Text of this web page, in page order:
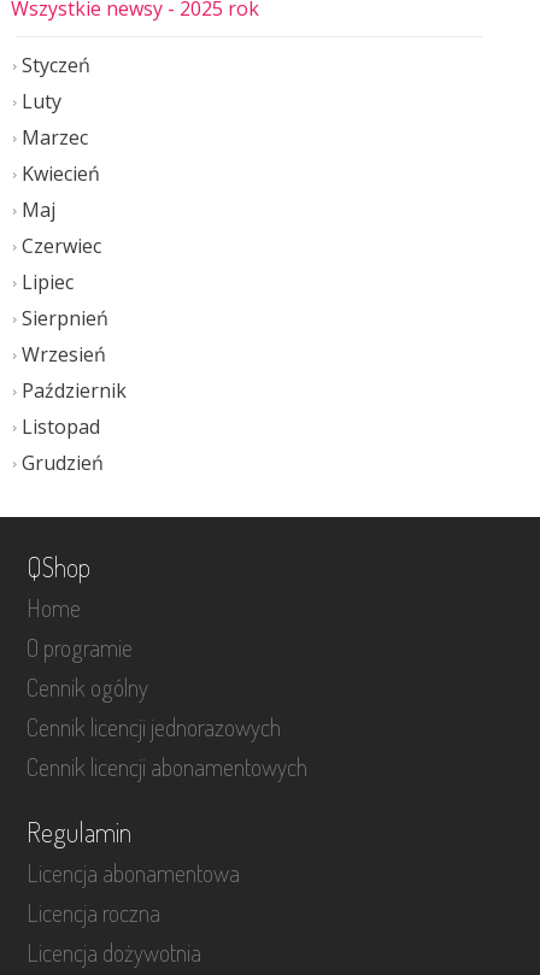
Wszystkie newsy - 2025 rok
Styczeń
Luty
Marzec
Kwiecień
Maj
Czerwiec
Lipiec
Sierpnień
Wrzesień
Październik
Listopad
Grudzień
QShop
Home
O programie
Cennik ogólny
Cennik licencji jednorazowych
Cennik licencji abonamentowych
Regulamin
Licencja abonamentowa
Licencja roczna
Licencja dożywotnia